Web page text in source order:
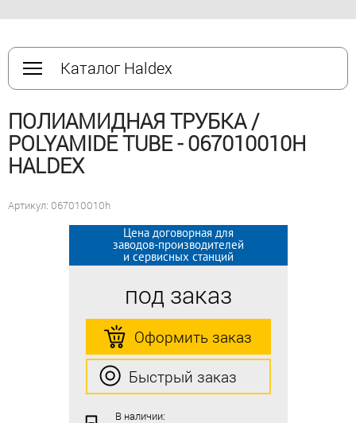
Каталог Haldex
ПОЛИАМИДНАЯ ТРУБКА /
POLYAMIDE TUBE - 067010010H
HALDEX
Артикул: 067010010h
Цена договорная для
заводов-производителей
и сервисных станций
под заказ
Оформить заказ
Быстрый заказ
В наличии:
Цена договорная для
заводов-производителей
и сервисных станций
под заказ
Оформить заказ
Быстрый заказ
В наличии: